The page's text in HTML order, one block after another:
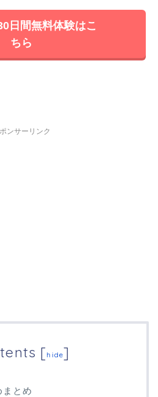
日間無料体験はこ
ちら
ンサーリンク
[hide]
とめ